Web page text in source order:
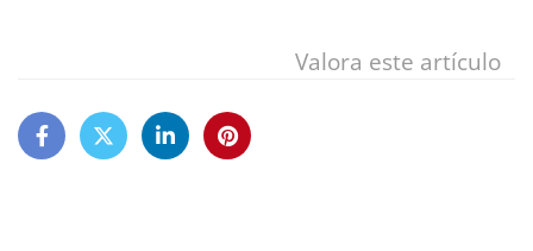
Valora este artículo